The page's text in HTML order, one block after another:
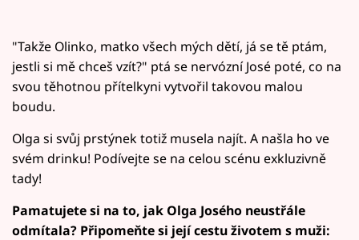
Sledujte nás
"Takže Olinko, matko všech mých dětí, já se tě ptám,
jestli si mě chceš vzít?" ptá se nervózní José poté, co na
svou těhotnou přítelkyni vytvořil takovou malou
boudu.
Olga si svůj prstýnek totiž musela najít. A našla ho ve
svém drinku! Podívejte se na celou scénu exkluzivně
tady!
Pamatujete si na to, jak Olga Josého neustřále
odmítala? Připomeňte si její cestu životem s muži: